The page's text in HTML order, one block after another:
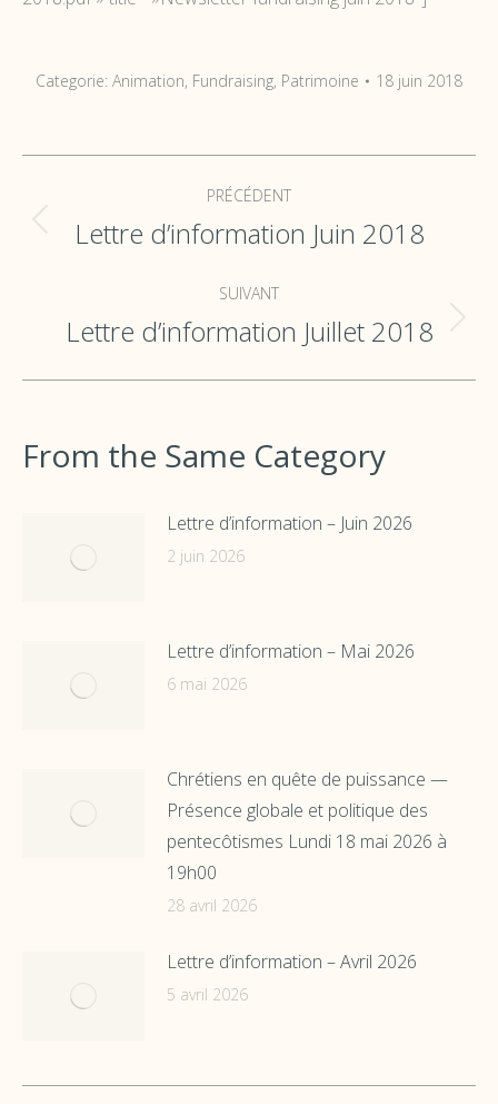
Categorie: Animation, Fundraising, Patrimoine 18 juin 2018
de
commentaire
PRÉCÉDENT
Onglet
Lettre d’information Juin 2018
SUIVANT
Onglet
Lettre d’information Juillet 2018
From the Same Category
Lettre d’information – Juin 2026
2 juin 2026
Lettre d’information – Mai 2026
6 mai 2026
Chrétiens en quête de puissance —
Présence globale et politique des
pentecôtismes Lundi 18 mai 2026 à
19h00
28 avril 2026
Lettre d’information – Avril 2026
5 avril 2026